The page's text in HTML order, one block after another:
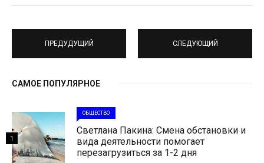
ПРЕДУДУЩИЙ СЛЕДУЮЩИЙ
САМОЕ ПОПУЛЯРНОЕ
ОБЩЕСТВО
Светлана Пакина: Смена обстановки и
вида деятельности помогает
перезагрузиться за 1-2 дня
1